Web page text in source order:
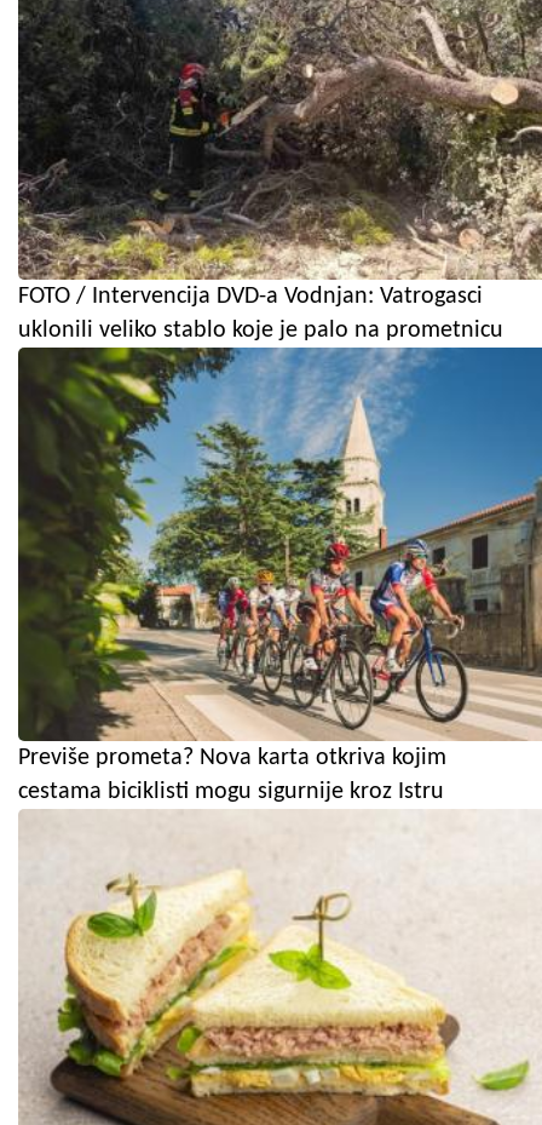
FOTO / Intervencija DVD-a Vodnjan: Vatrogasci
uklonili veliko stablo koje je palo na prometnicu
Previše prometa? Nova karta otkriva kojim
cestama biciklisti mogu sigurnije kroz Istru